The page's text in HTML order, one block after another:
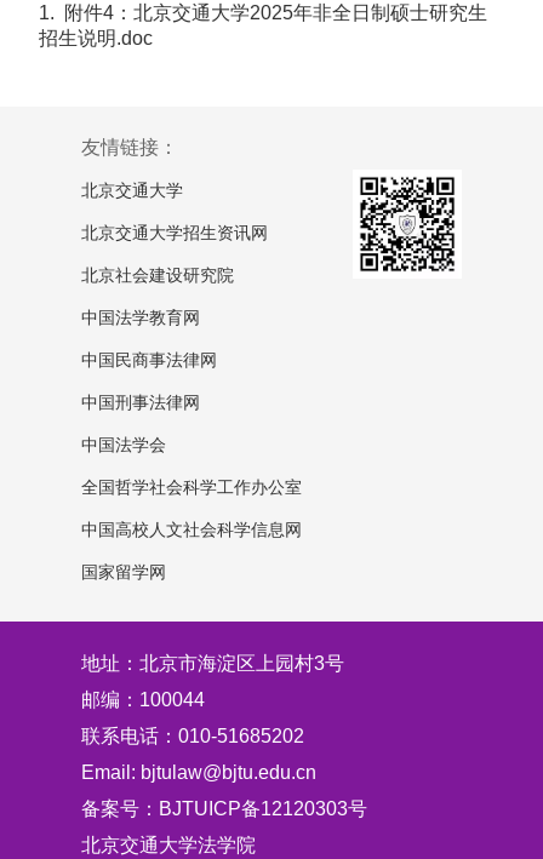
1. 附件4：北京交通大学2025年非全日制硕士研究生
招生说明.doc
友情链接：
北京交通大学
北京交通大学招生资讯网
北京社会建设研究院
中国法学教育网
中国民商事法律网
中国刑事法律网
中国法学会
全国哲学社会科学工作办公室
中国高校人文社会科学信息网
国家留学网
地址：北京市海淀区上园村3号
邮编：100044
联系电话：010-51685202
Email: bjtulaw@bjtu.edu.cn
备案号：BJTUICP备12120303号
北京交通大学法学院